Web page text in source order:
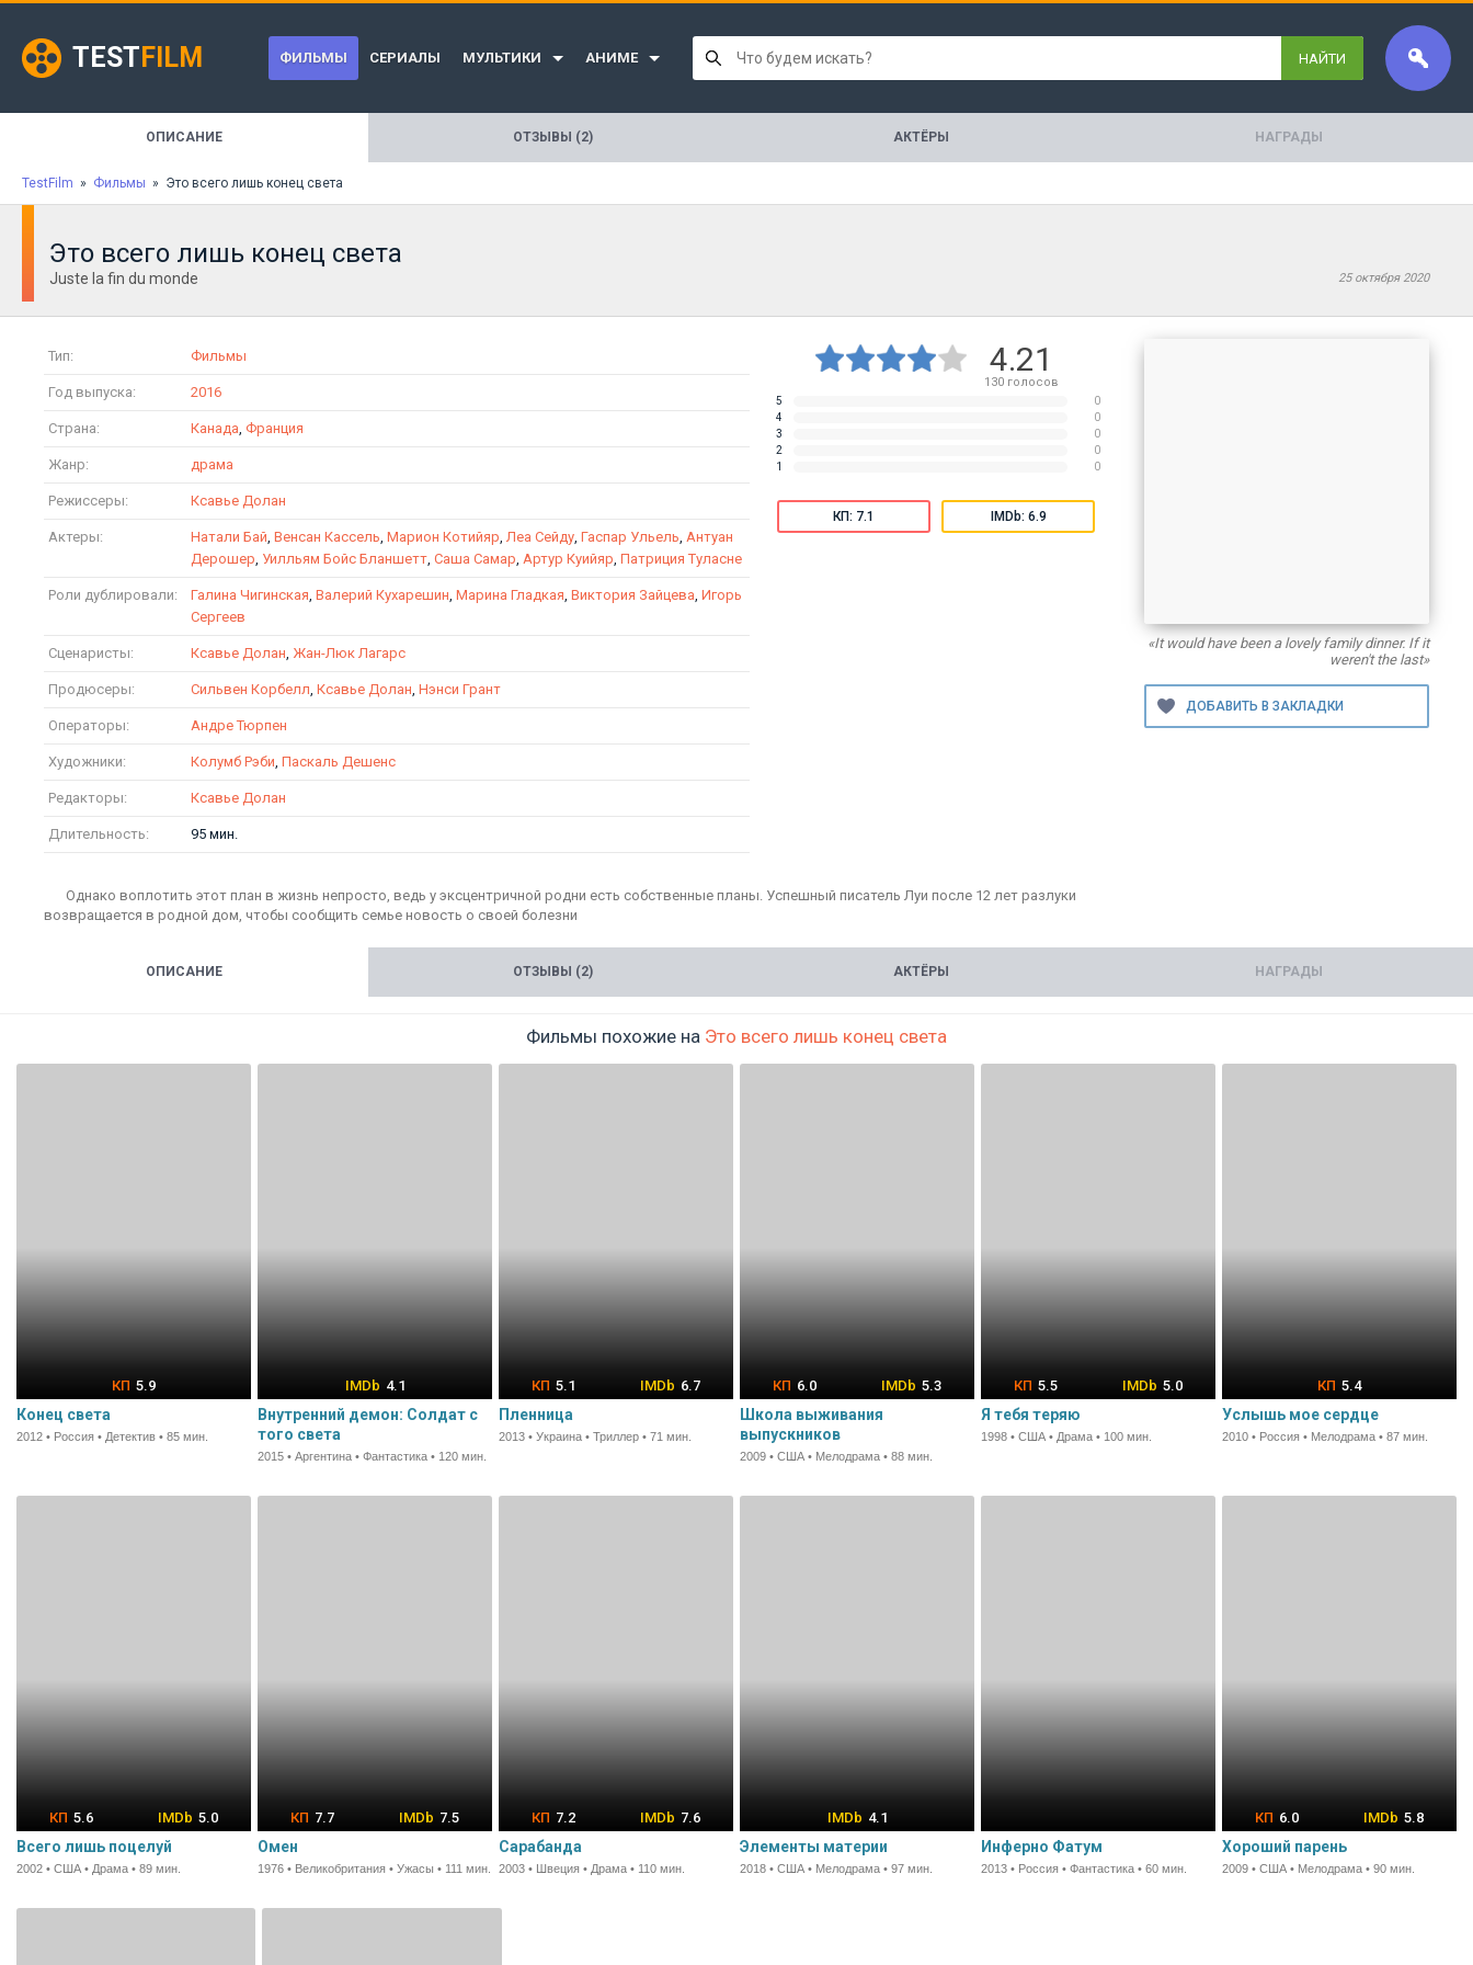
TEST FILM ФИЛЬМЫ СЕРИАЛЫ МУЛЬТИКИ АНИМЕ НАЙТИ
ОПИСАНИЕ ОТЗЫВЫ (2) АКТЁРЫ НАГРАДЫ
TestFilm » Фильмы » Это всего лишь конец света
Это всего лишь конец света
Juste la fin du monde 25 октября 2020
Тип: Фильмы
Год выпуска: 2016
Страна: Канада, Франция
Жанр: драма
Режиссеры: Ксавье Долан
Актеры: Натали Бай, Венсан Кассель, Марион Котийяр, Леа Сейду, Гаспар Ульель, Антуан
Дерошер, Уилльям Бойс Бланшетт, Саша Самар, Артур Куийяр, Патриция Туласне
Роли дублировали: Галина Чигинская, Валерий Кухарешин, Марина Гладкая, Виктория Зайцева, Игорь
Сергеев
Сценаристы: Ксавье Долан, Жан-Люк Лагарс
Продюсеры: Сильвен Корбелл, Ксавье Долан, Нэнси Грант
Операторы: Андре Тюрпен
Художники: Колумб Рэби, Паскаль Дешенс
Редакторы: Ксавье Долан
Длительность: 95 мин.
4.21
130голосов
5
0
4
0
3
0
2
0
1
0
КП: 7.1 IMDb: 6.9
Однако воплотить этот план в жизнь непросто, ведь у эксцентричной родни есть собственные планы. Успешный писатель Луи после 12 лет разлуки
возвращается в родной дом, чтобы сообщить семье новость о своей болезни
«It would have been a lovely family dinner. If it
weren't the last»
ОПИСАНИЕ ОТЗЫВЫ (2) АКТЁРЫ НАГРАДЫ
Фильмы похожие на Это всего лишь конец света
5.9
Конец света
2012 • Россия • Детектив • 85 мин.
4.1
Внутренний демон: Солдат с
того света
2015 • Аргентина • Фантастика • 120 мин.
5.1 6.7
Пленница
2013 • Украина • Триллер • 71 мин.
6.0 5.3
Школа выживания
выпускников
2009 • США • Мелодрама • 88 мин.
5.5 5.0
Я тебя теряю
1998 • США • Драма • 100 мин.
5.4
Услышь мое сердце
2010 • Россия • Мелодрама • 87 мин.
5.6 5.0
Всего лишь поцелуй
2002 • США • Драма • 89 мин.
7.7 7.5
Омен
1976 • Великобритания • Ужасы • 111 мин.
7.2 7.6
Сарабанда
2003 • Швеция • Драма • 110 мин.
4.1
Элементы материи
2018 • США • Мелодрама • 97 мин.
Инферно Фатум
2013 • Россия • Фантастика • 60 мин.
6.0 5.8
Хороший парень
2009 • США • Мелодрама • 90 мин.